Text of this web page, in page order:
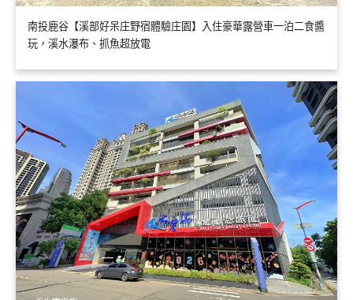
南投鹿谷【溪部好呆庄野宿體驗庄園】入住豪華露營車一泊二食醬
玩，溪水瀑布、抓魚超放電